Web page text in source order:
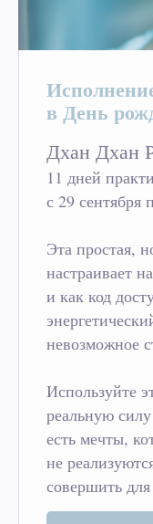
в День
Дхан Дхан
11 дней
с 29 сентября
Эта простая,
настраивает
и как код
невозможное
Используйте
реальную
есть мечты,
не
совершить